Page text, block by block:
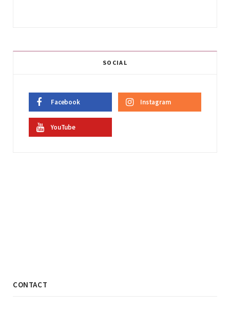
SOCIAL
Facebook Instagram
YouTube
CONTACT